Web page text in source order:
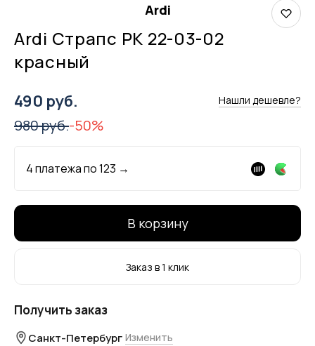
Ardi
Ardi Страпс РК 22-03-02
красный
490 руб. Нашли дешевле?
980 руб.-50%
4 платежа по123 →
В корзину
Заказ в 1 клик
Получить заказ
Санкт-Петербург Изменить